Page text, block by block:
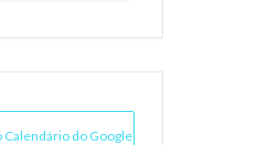
Calendário do Google